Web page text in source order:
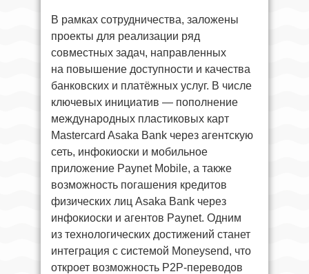
В рамках сотрудничества, заложены
проекты для реализации ряд
совместных задач, направленных
на повышение доступности и качества
банковских и платёжных услуг. В числе
ключевых инициатив — пополнение
международных пластиковых карт
Mastercard Asaka Bank через агентскую
сеть, инфокиоски и мобильное
приложение Paynet Mobile, а также
возможность погашения кредитов
физических лиц Asaka Bank через
инфокиоски и агентов Paynet. Одним
из технологических достижений станет
интеграция с системой Moneysend, что
откроет возможность P2P-переводов